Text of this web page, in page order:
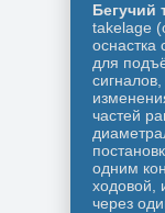
Бегучий
takelage
для
частей
одним
ходовой,
через